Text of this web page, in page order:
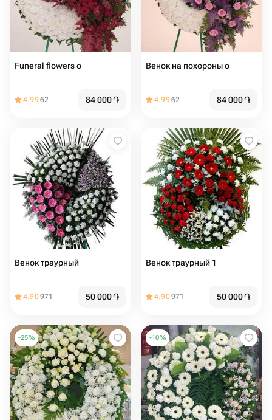
Funeral flowers о
4.9962 84 000֏
Венок на похороны о
4.9962 84 000֏
Венок траурный
4.90971 50 000֏
Венок траурный 1
4.90971 50 000֏
-25% -10%